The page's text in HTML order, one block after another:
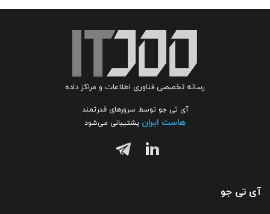
رسانه تخصصی فناوری اطلاعات و مراکز داده
آی تی جو توسط سرورهای قدرتمند
هاست ایران پشتیبانی می‌شود
آی تی جو